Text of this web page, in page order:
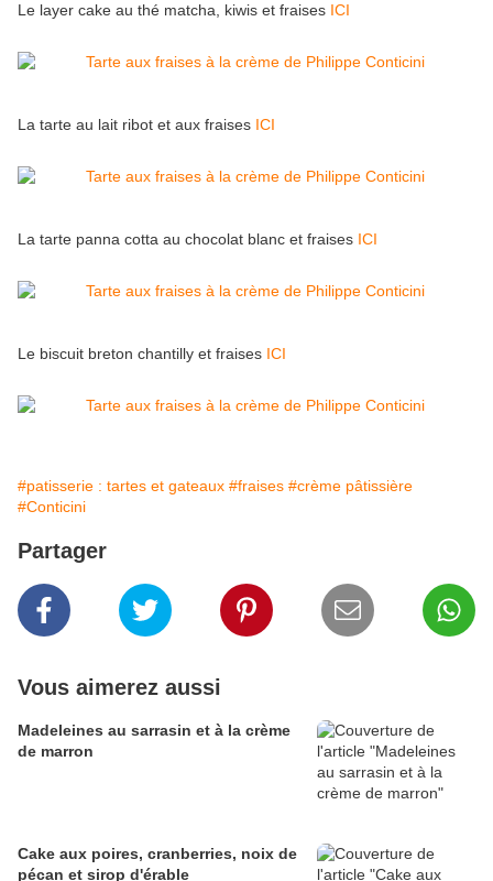
Le layer cake au thé matcha, kiwis et fraises ICI
La tarte au lait ribot et aux fraises ICI
La tarte panna cotta au chocolat blanc et fraises ICI
Le biscuit breton chantilly et fraises ICI
#patisserie : tartes et gateaux #fraises #crème pâtissière
#Conticini
Partager
Vous aimerez aussi
Madeleines au sarrasin et à la crème
de marron
Cake aux poires, cranberries, noix de
pécan et sirop d'érable